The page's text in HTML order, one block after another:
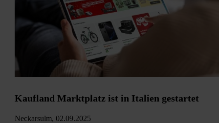
Kaufland Marktplatz ist in Italien gestartet
Neckarsulm, 02.09.2025